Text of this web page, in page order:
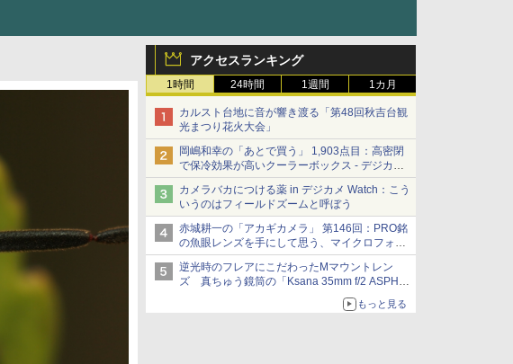
アクセスランキング
1時間 24時間 1週間 1カ月
カルスト台地に音が響き渡る「第48回秋吉台観
光まつり花火大会」
岡嶋和幸の「あとで買う」 1,903点目：高密閉
で保冷効果が高いクーラーボックス - デジカメ
Watch
カメラバカにつける薬 in デジカメ Watch：こう
いうのはフィールドズームと呼ぼう
赤城耕一の「アカギカメラ」 第146回：PRO銘
の魚眼レンズを手にして思う、マイクロフォー
サーズへの期待と可能性
逆光時のフレアにこだわったMマウントレン
ズ 真ちゅう鏡筒の「Ksana 35mm f/2 ASPH.
もっと見る